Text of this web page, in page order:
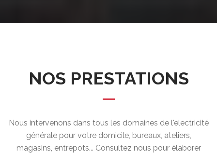
NOS PRESTATIONS
Nous intervenons dans tous les domaines de l'electricité
générale pour votre domicile, bureaux, ateliers,
magasins, entrepots... Consultez nous pour élaborer